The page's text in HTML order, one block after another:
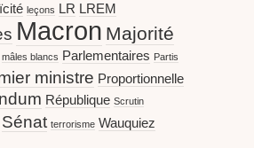
leçons LR LREM
Macron Majorité
mâles blancs Parlementaires Partis
ministre Proportionnelle
République Scrutin
Sénat terrorisme Wauquiez